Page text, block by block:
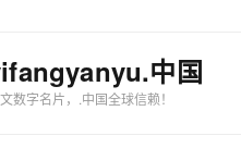
.中国
数字名片，.中国全球信赖！